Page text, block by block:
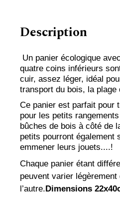
Description
Un panier écologique
quatre coins inférieurs
cuir, assez léger, idéal
transport du bois, la plage
Ce panier est parfait pour
pour les petits
bûches de bois à côté de
petits pourront également
emmener leurs jouets....!
Chaque panier étant
peuvent varier légèrement
l’autre. Dimensions